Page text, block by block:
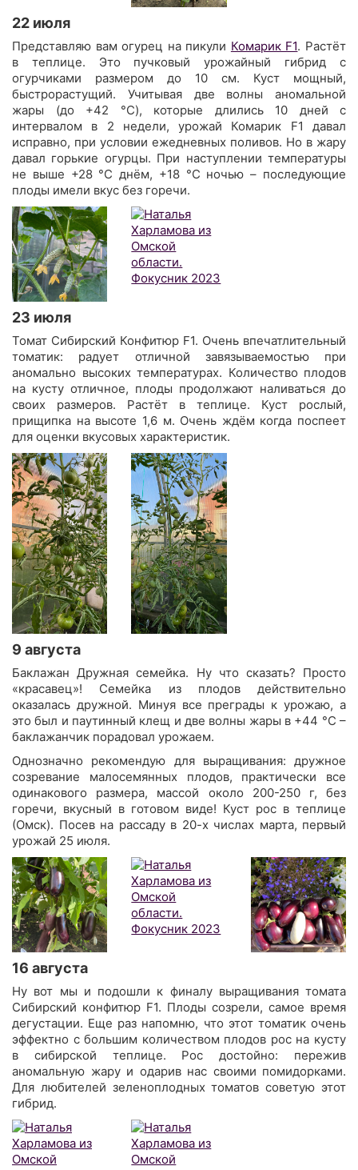
22 июля
Представляю вам огурец на пикули Комарик F1. Растёт
в теплице. Это пучковый урожайный гибрид с
огурчиками размером до 10 см. Куст мощный,
быстрорастущий. Учитывая две волны аномальной
жары (до +42 °C), которые длились 10 дней с
интервалом в 2 недели, урожай Комарик F1 давал
исправно, при условии ежедневных поливов. Но в жару
давал горькие огурцы. При наступлении температуры
не выше +28 °C днём, +18 °C ночью – последующие
плоды имели вкус без горечи.
23 июля
Томат Сибирский Конфитюр F1. Очень впечатлительный
томатик: радует отличной завязываемостью при
аномально высоких температурах. Количество плодов
на кусту отличное, плоды продолжают наливаться до
своих размеров. Растёт в теплице. Куст рослый,
прищипка на высоте 1,6 м. Очень ждём когда поспеет
для оценки вкусовых характеристик.
9 августа
Баклажан Дружная семейка. Ну что сказать? Просто
«красавец»! Семейка из плодов действительно
оказалась дружной. Минуя все преграды к урожаю, а
это был и паутинный клещ и две волны жары в +44 °C –
баклажанчик порадовал урожаем.
Однозначно рекомендую для выращивания: дружное
созревание малосемянных плодов, практически все
одинакового размера, массой около 200-250 г, без
горечи, вкусный в готовом виде! Куст рос в теплице
(Омск). Посев на рассаду в 20-х числах марта, первый
урожай 25 июля.
16 августа
Ну вот мы и подошли к финалу выращивания томата
Сибирский конфитюр F1. Плоды созрели, самое время
дегустации. Еще раз напомню, что этот томатик очень
эффектно с большим количеством плодов рос на кусту
в сибирской теплице. Рос достойно: пережив
аномальную жару и одарив нас своими помидорками.
Для любителей зеленоплодных томатов советую этот
гибрид.